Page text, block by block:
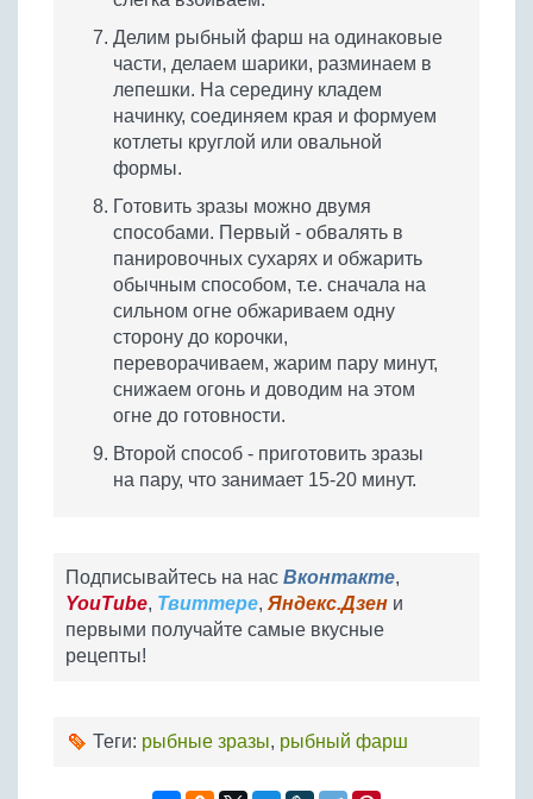
Делим рыбный фарш на одинаковые
части, делаем шарики, разминаем в
лепешки. На середину кладем
начинку, соединяем края и формуем
котлеты круглой или овальной
формы.
Готовить зразы можно двумя
способами. Первый - обвалять в
панировочных сухарях и обжарить
обычным способом, т.е. сначала на
сильном огне обжариваем одну
сторону до корочки,
переворачиваем, жарим пару минут,
снижаем огонь и доводим на этом
огне до готовности.
Второй способ - приготовить зразы
на пару, что занимает 15-20 минут.
Подписывайтесь на нас Вконтакте,
YouTube, Твиттере, Яндекс.Дзен и
первыми получайте самые вкусные
рецепты!
Теги: рыбные зразы, рыбный фарш